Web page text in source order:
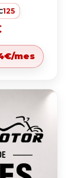
125
mes